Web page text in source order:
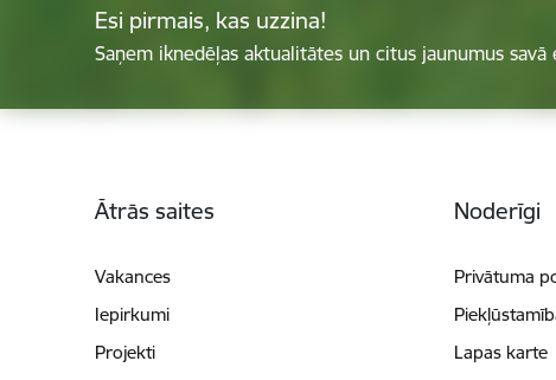
Esi pirmais, kas uzzina!
Saņem iknedēļas aktualitātes un citus jaunumus savā
Ātrās saites
Vakances
Iepirkumi
Projekti
Noderīgi
Privātuma
Lapas karte